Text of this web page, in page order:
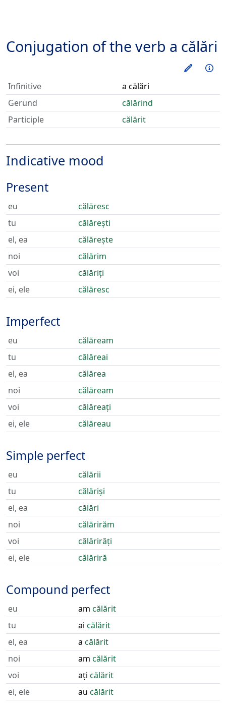
Conjugation of the verb a călări
Train
Infinitive
a călări
Gerund
călărind
Participle
călărit
Indicative mood
Present
eu
călăresc
tu
călărești
el, ea
călărește
noi
călărim
voi
călăriți
ei, ele
călăresc
Imperfect
eu
călăream
tu
călăreai
el, ea
călărea
noi
călăream
voi
călăreați
ei, ele
călăreau
Simple perfect
eu
călării
tu
călăriși
el, ea
călări
noi
călărirăm
voi
călărirăți
ei, ele
călăriră
Compound perfect
eu am călărit
tu
ai călărit
el, ea
a călărit
noi
am călărit
voi
ați călărit
ei, ele
au călărit